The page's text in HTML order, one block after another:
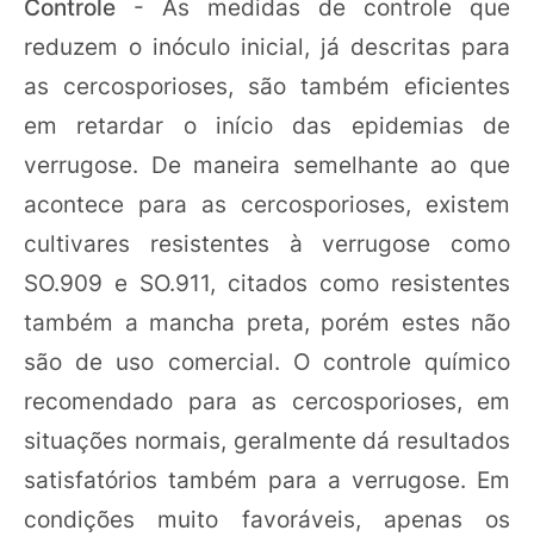
Controle - As medidas de controle que
reduzem o inóculo inicial, já descritas para
as cercosporioses, são também eficientes
em retardar o início das epidemias de
verrugose. De maneira semelhante ao que
acontece para as cercosporioses, existem
cultivares resistentes à verrugose como
SO.909 e SO.911, citados como resistentes
também a mancha preta, porém estes não
são de uso comercial. O controle químico
recomendado para as cercosporioses, em
situações normais, geralmente dá resultados
satisfatórios também para a verrugose. Em
condições muito favoráveis, apenas os